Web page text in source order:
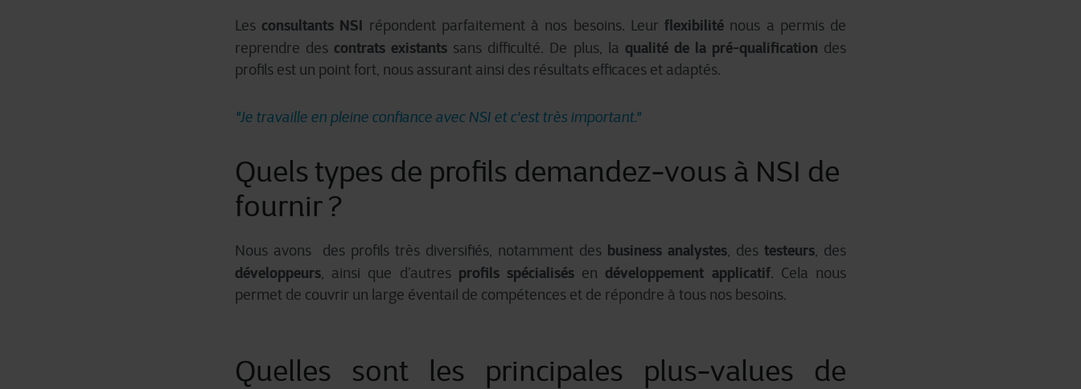
Les consultants NSI répondent parfaitement à nos besoins. Leurflexibilité nous a permis de
reprendre des contrats existants sans difficulté. De plus, la qualité de la pré-qualificationdes
profils est un point fort, nous assurant ainsi des résultats efficaces et adaptés.
"Je travaille en pleine confiance avec NSI et c'est très important."
Quels types de profils demandez-vous à NSI de
fournir ?
Nous avons des profils très diversifiés, notamment des business analystes, des testeurs, des
développeurs, ainsi que d’autres profils spécialisés en développement applicatif. Cela nous
permet de couvrir un large éventail de compétences et de répondre à tous nos besoins.
Quelles sont les principales plus-values de